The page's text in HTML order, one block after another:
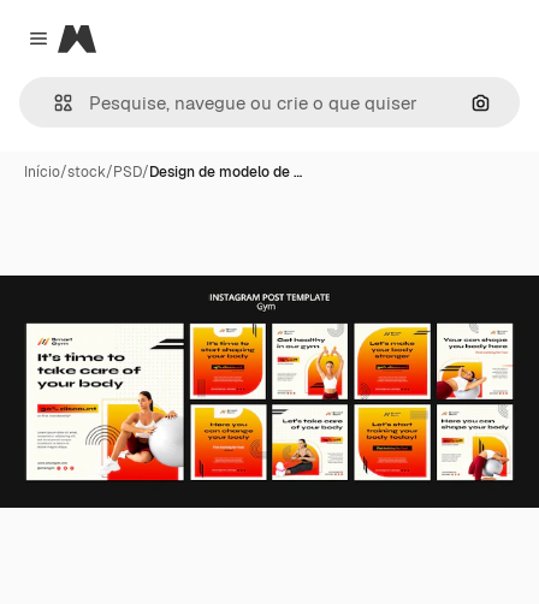
Close menu
Magnific
Início/stock/PSD/Design de modelo de …